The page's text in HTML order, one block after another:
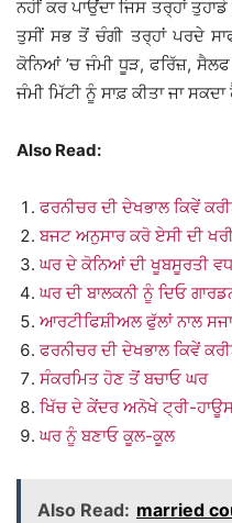
ਨਹੀਂ ਕਰ ਪਾਉਂਦਾ ਜਿਸ ਤਰ੍ਹਾਂ
ਤੁਸੀਂ ਸਭ ਤੋਂ ਚੰਗੀ ਤਰ੍ਹਾਂ ਪਰਦੇ
ਕੋਨਿਆਂ ’ਚ ਜੰਮੀ ਧੂੜ, ਫਰਿੱਜ਼,
ਜੰਮੀ ਮਿੱਟੀ ਨੂੰ ਸਾਫ਼ ਕੀਤਾ ਜਾ ਸਕਦਾ
Also Read:
ਫਰਨੀਚਰ ਦੀ ਦੇਖਭਾਲ ਕਿਵੇਂ
ਬਜਟ ਅਨੁਸਾਰ ਕਰੋ ਏਸੀ ਦੀ
ਘਰ ਦੇ ਕੋਨਿਆਂ ਦੀ ਖੂਬਸੂਰਤੀ
ਘਰ ਦੀ ਬਾਲਕਨੀ ਨੂੰ ਦਿਓ
ਆਰਟੀਫਿਸ਼ੀਅਲ ਫੁੱਲਾਂ ਨਾਲ
ਫਰਨੀਚਰ ਦੀ ਦੇਖਭਾਲ ਕਿਵੇਂ
ਸੰਕਰਮਿਤ ਹੋਣ ਤੋਂ ਬਚਾਓ ਘਰ
ਖਿੱਚ ਦੇ ਕੇਂਦਰ ਅਨੋਖੇ ਟ੍ਰੀ-
ਘਰ ਨੂੰ ਬਣਾਓ ਕੂਲ-ਕੂਲ
Also Read: married